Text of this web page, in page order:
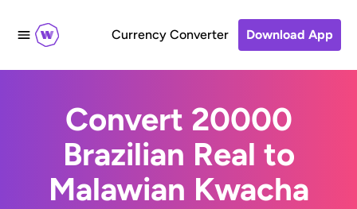
Currency Converter Download App
Convert 20000
Brazilian Real to
Malawian Kwacha